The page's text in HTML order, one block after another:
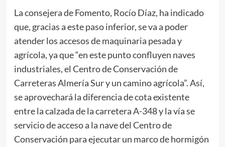
La consejera de Fomento, Rocío Díaz, ha indicado
que, gracias a este paso inferior, se va a poder
atender los accesos de maquinaria pesada y
agrícola, ya que “en este punto confluyen naves
industriales, el Centro de Conservación de
Carreteras Almería Sur y un camino agrícola”. Así,
se aprovechará la diferencia de cota existente
entre la calzada de la carretera A-348 y la vía se
servicio de acceso a la nave del Centro de
Conservación para ejecutar un marco de hormigón